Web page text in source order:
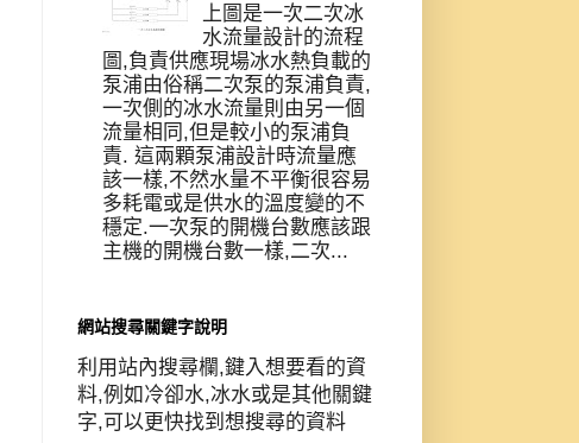
上圖是一次二次冰
水流量設計的流程
圖,負責供應現場冰水熱負載的
泵浦由俗稱二次泵的泵浦負責,
一次側的冰水流量則由另一個
流量相同,但是較小的泵浦負
責. 這兩顆泵浦設計時流量應
該一樣,不然水量不平衡很容易
多耗電或是供水的溫度變的不
穩定.一次泵的開機台數應該跟
主機的開機台數一樣,二次...
網站搜尋關鍵字說明
利用站內搜尋欄,鍵入想要看的資
料,例如冷卻水,冰水或是其他關鍵
字,可以更快找到想搜尋的資料